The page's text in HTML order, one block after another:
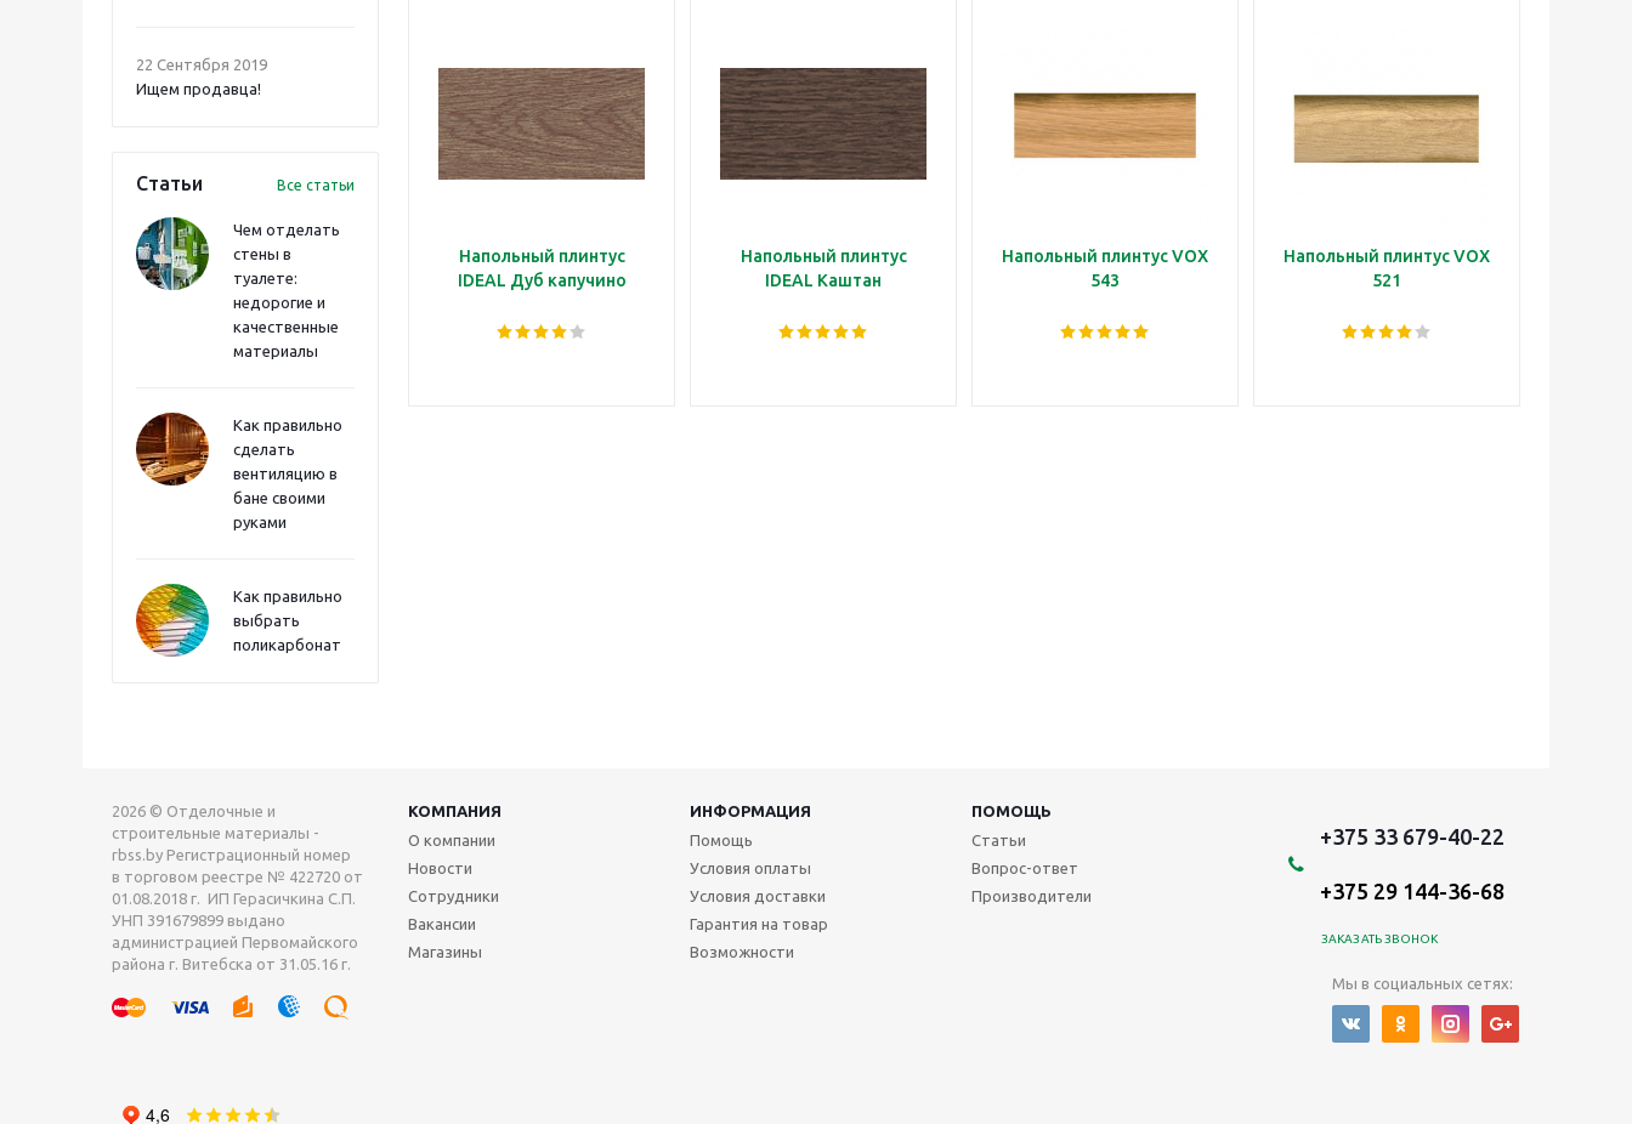
22 Сентября 2019
Ищем продавца!
Статьи Все статьи
Чем отделать
стены в
туалете:
недорогие и
качественные
материалы
Как правильно
сделать
вентиляцию в
бане своими
руками
Как правильно
выбрать
поликарбонат
Напольный плинтус
IDEAL Дуб капучино
Напольный плинтус
IDEAL Каштан
Напольный плинтус VOX
543
Напольный плинтус VOX
521
2026 © Отделочные и
строительные материалы -
rbss.by Регистрационный номер
в торговом реестре № 422720 от
01.08.2018 г. ИП Герасичкина С.П.
УНП 391679899 выдано
администрацией Первомайского
района г. Витебска от 31.05.16 г.
КОМПАНИЯ ИНФОРМАЦИЯ
ПОМОЩЬ
О компании
Новости
Сотрудники
Вакансии
Магазины
Помощь
Условия оплаты
Условия доставки
Гарантия на товар
Возможности
Статьи
Вопрос-ответ
Производители
+375 33 679-40-22
+375 29 144-36-68
ЗАКАЗАТЬ ЗВОНОК
Мы в социальных сетях: